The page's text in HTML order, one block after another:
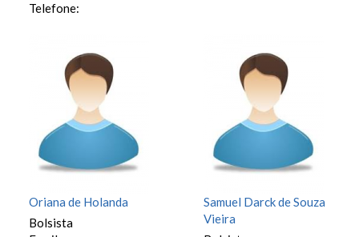
Telefone:
Oriana de Holanda
Bolsista
Samuel Darck de Souza
Vieira